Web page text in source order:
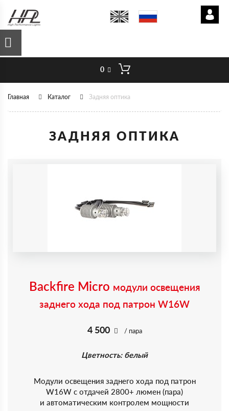
0
Главная Каталог Задняя оптика
ЗАДНЯЯ ОПТИКА
Backfire Micro модули освещения
заднего хода под патрон W16W
4 500 / пара
Цветность: белый
Модули освещения заднего хода под патрон
W16W c отдачей 2800+ люмен (пара)
и автоматическим контролем мощности